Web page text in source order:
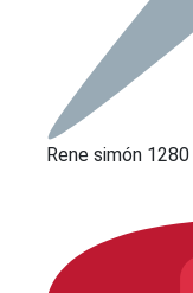
Rene simón 1280